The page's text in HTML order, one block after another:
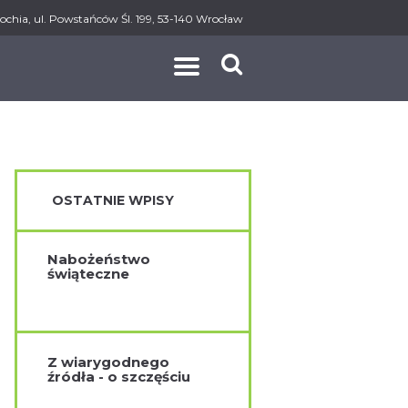
ul. Powstańców Śl. 199, 53-140 Wrocław
OSTATNIE WPISY
Nabożeństwo
świąteczne
Z wiarygodnego
źródła - o szczęściu